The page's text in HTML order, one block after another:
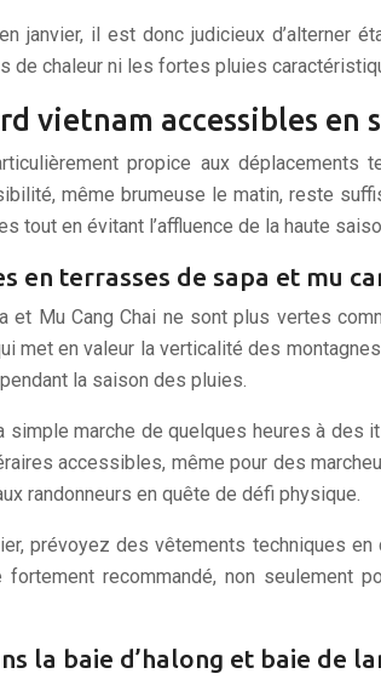
janvier, il est donc judicieux
chaleur ni les fortes pluies
vietnam accessibles en
propice aux
même brumeuse le matin, reste
tout en évitant l’affluence de la haute
en terrasses de sapa et mu
et Mu Cang Chai ne sont plus vertes
met en valeur la verticalité des
la saison des pluies.
marche de quelques heures à des
accessibles, même pour des
randonneurs en quête de défi physique.
prévoyez des vêtements techniques
recommandé, non
la baie d’halong et baie de